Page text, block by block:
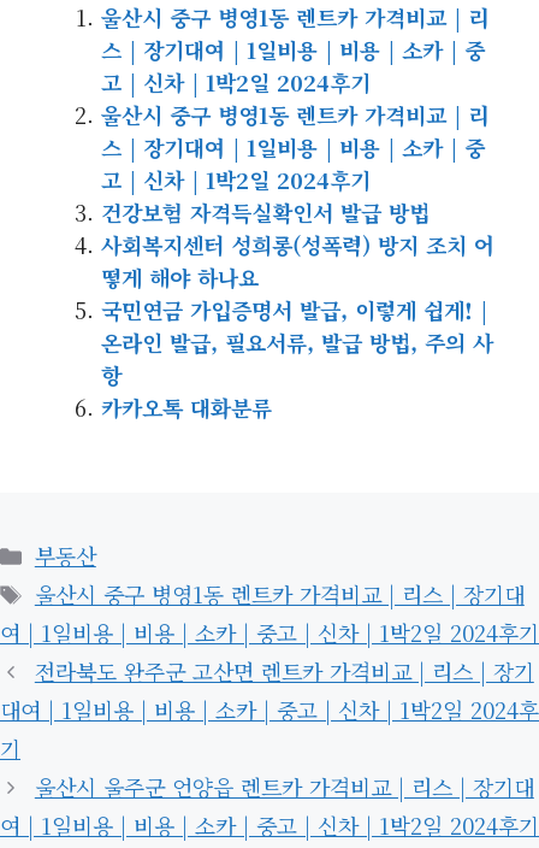
울산시 중구 병영1동 렌트카 가격비교 | 리
스 | 장기대여 | 1일비용 | 비용 | 소카 | 중
고 | 신차 | 1박2일 2024후기
울산시 중구 병영1동 렌트카 가격비교 | 리
스 | 장기대여 | 1일비용 | 비용 | 소카 | 중
고 | 신차 | 1박2일 2024후기
건강보험 자격득실확인서 발급 방법
사회복지센터 성희롱(성폭력) 방지 조치 어
떻게 해야 하나요
국민연금 가입증명서 발급, 이렇게 쉽게! |
온라인 발급, 필요서류, 발급 방법, 주의 사
항
카카오톡 대화분류
카
테
고
리
부동산
태
그
울산시 중구 병영1동 렌트카 가격비교 | 리스 | 장기대
여 | 1일비용 | 비용 | 소카 | 중고 | 신차 | 1박2일 2024후기
전라북도 완주군 고산면 렌트카 가격비교 | 리스 | 장기
대여 | 1일비용 | 비용 | 소카 | 중고 | 신차 | 1박2일 2024후
기
울산시 울주군 언양읍 렌트카 가격비교 | 리스 | 장기대
여 | 1일비용 | 비용 | 소카 | 중고 | 신차 | 1박2일 2024후기